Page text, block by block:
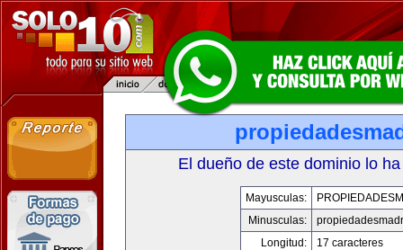
El dueño de este dominio lo
Mayusculas:
Minusculas:
Longitud:
17 caracteres